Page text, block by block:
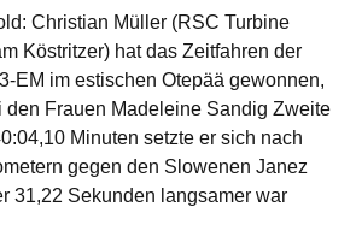
Christian Müller (RSC Turbine
Köstritzer) hat das Zeitfahren der
EM im estischen Otepää gewonnen,
den Frauen Madeleine Sandig Zweite
Minuten setzte er sich nach
gegen den Slowenen Janez
31,22 Sekunden langsamer war